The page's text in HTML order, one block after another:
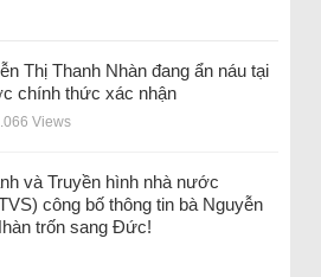
Thị Thanh Nhàn đang ẩn náu tại
chính thức xác nhận
Views
và Truyền hình nhà nước
công bố thông tin bà Nguyễn
trốn sang Đức!